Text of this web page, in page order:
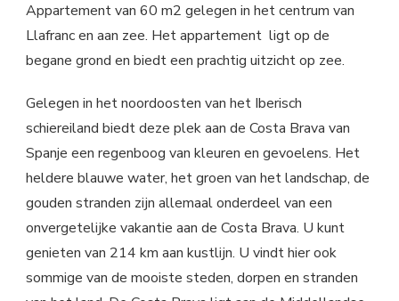
Appartement van 60 m2 gelegen in het centrum van
Llafranc en aan zee. Het appartement ligt op de
begane grond en biedt een prachtig uitzicht op zee.
Gelegen in het noordoosten van het Iberisch
schiereiland biedt deze plek aan de Costa Brava van
Spanje een regenboog van kleuren en gevoelens. Het
heldere blauwe water, het groen van het landschap, de
gouden stranden zijn allemaal onderdeel van een
onvergetelijke vakantie aan de Costa Brava. U kunt
genieten van 214 km aan kustlijn. U vindt hier ook
sommige van de mooiste steden, dorpen en stranden